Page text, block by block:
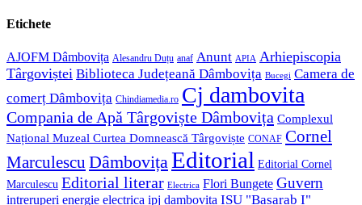
Etichete
AJOFM Dâmbovița Alesandru Duțu anaf Anunt APIA Arhiepiscopia
Târgoviștei Biblioteca Județeană Dâmbovița Bucegi Camera de
comerț Dâmbovița Chindiamedia.ro Cj dambovita
Compania de Apă Târgoviște Dâmbovița Complexul
Național Muzeal Curtea Domnească Târgoviște CONAF Cornel
Marculescu Dâmbovița Editorial Editorial Cornel
Marculescu Editorial literar Electrica Flori Bungete Guvern
intreruperi energie electrica ipj dambovita ISU "Basarab I"